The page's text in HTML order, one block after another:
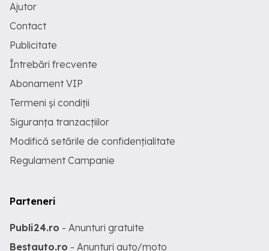
Ajutor
Contact
Publicitate
Întrebări frecvente
Abonament VIP
Termeni și condiții
Siguranța tranzacțiilor
Modifică setările de confidențialitate
Regulament Campanie
Parteneri
Publi24.ro - Anunturi gratuite
Bestauto.ro - Anunturi auto/moto